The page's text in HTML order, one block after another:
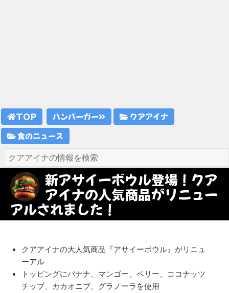
TOP ハンバーガー
クアアイナ
食のニュース
新アサイーボウル登場！クア
アイナの人気商品がリニュー
アルされました！
クアアイナの大人気商品『アサイーボウル』がリニュ
ーアル
トッピングにバナナ、マンゴー、ベリー、ココナッツ
チップ、カカオニブ、グラノーラを使用